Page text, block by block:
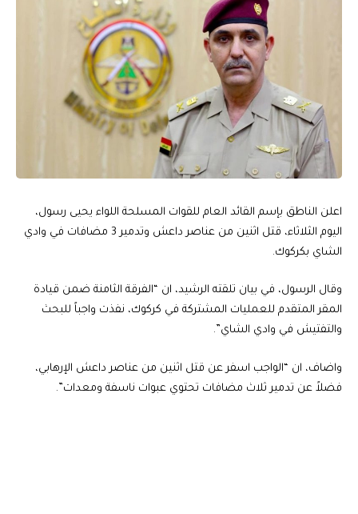
اعلن الناطق بإسم القائد العام للقوات المسلحة اللواء يحيى رسول،
اليوم الثلاثاء، قتل اثنين من عناصر داعش وتدمير 3 مضافات في وادي
الشاي بكركوك.
وقال الرسول، في بيان تلقته الرشيد، ان “الفرقة الثامنة ضمن قيادة
المقر المتقدم للعمليات المشتركة في ⁧‫كركوك، نفذت‬⁩ واجباً للبحث
والتفتيش في وادي الشاي”.
واضاف، ان “الواجب اسفر عن قتل اثنين من عناصر داعش الإرهابي،
فضلاً عن تدمير ثلاث مضافات تحتوي عبوات ناسفة ومعدات”.